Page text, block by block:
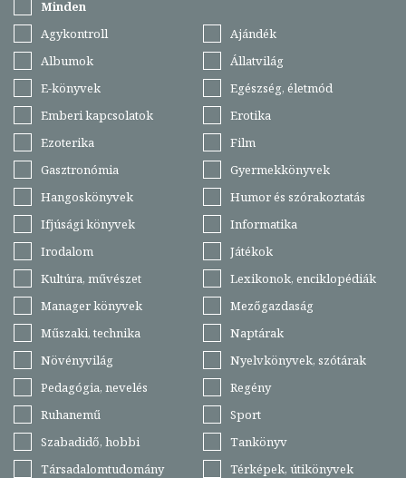
Minden
Agykontroll
Ajándék
Albumok
Állatvilág
E-könyvek
Egészség, életmód
Emberi kapcsolatok
Erotika
Ezoterika
Film
Gasztronómia
Gyermekkönyvek
Hangoskönyvek
Humor és szórakoztatás
Ifjúsági könyvek
Informatika
Irodalom
Játékok
Kultúra, művészet
Lexikonok, enciklopédiák
Manager könyvek
Mezőgazdaság
Műszaki, technika
Naptárak
Növényvilág
Nyelvkönyvek, szótárak
Pedagógia, nevelés
Regény
Ruhanemű
Sport
Szabadidő, hobbi
Tankönyv
Társadalomtudomány
Térképek, útikönyvek